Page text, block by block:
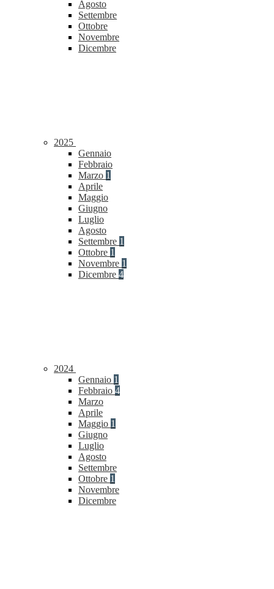
Agosto
Settembre
Ottobre
Novembre
Dicembre
2025
Gennaio
Febbraio
Marzo 1
Aprile
Maggio
Giugno
Luglio
Agosto
Settembre 1
Ottobre 1
Novembre 1
Dicembre 4
2024
Gennaio 1
Febbraio 4
Marzo
Aprile
Maggio 1
Giugno
Luglio
Agosto
Settembre
Ottobre 1
Novembre
Dicembre